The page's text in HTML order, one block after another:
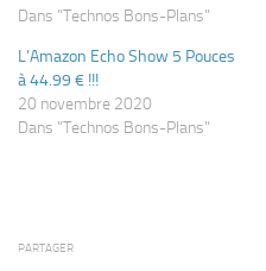
Dans "Technos Bons-Plans"
L’Amazon Echo Show 5 Pouces
à 44.99 € !!!
20 novembre 2020
Dans "Technos Bons-Plans"
PARTAGER